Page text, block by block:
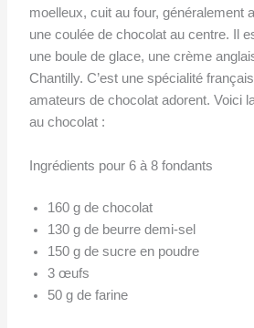
moelleux, cuit au four, généralement
une coulée de chocolat au centre. Il
une boule de glace, une crème
Chantilly. C’est une spécialité
amateurs de chocolat adorent. Voici
au chocolat :
Ingrédients pour 6 à 8 fondants
160 g de chocolat
130 g de beurre demi-sel
150 g de sucre en poudre
3 œufs
50 g de farine